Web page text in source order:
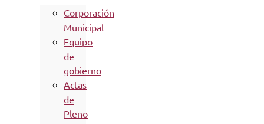
Corporación
Municipal
Equipo
de
gobierno
Actas
de
Pleno